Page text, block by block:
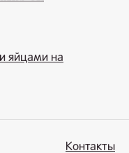
яйцами на
Контакты